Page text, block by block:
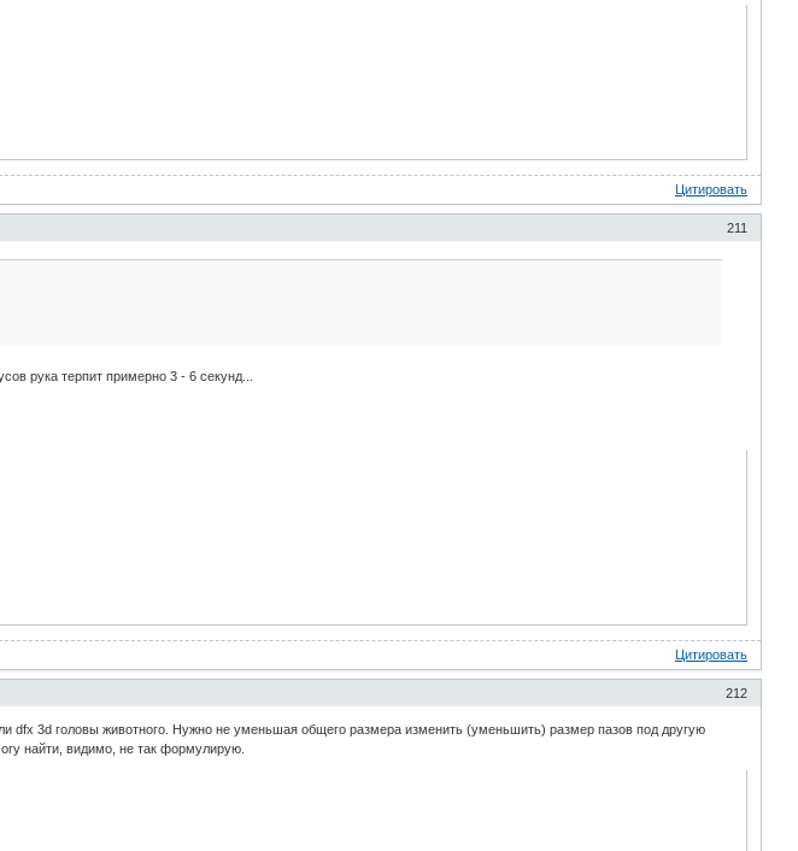
Цитировать
211
рука терпит примерно 3 - 6 секунд...
Цитировать
212
dfx 3d головы животного. Нужно не уменьшая общего размера изменить (уменьшить) размер пазов под другую
найти, видимо, не так формулирую.